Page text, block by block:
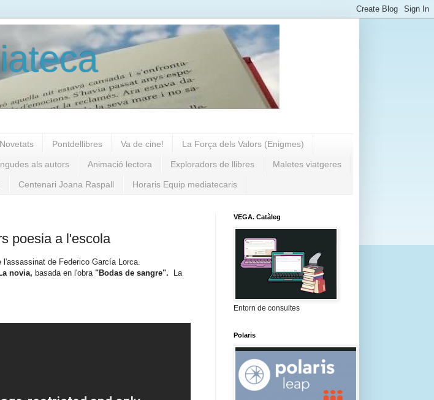
Novetats Pontdellibres Va de cine! La Força dels Valors (Enigmes)
als autors Animació lectora Exploradors de llibres Maletes viatgeres
Centenari Joana Raspall Horaris Equip mediatecaris
poesia a l'escola
de Federico García Lorca.
novia, basada en l'obra"Bodas de sangre". La
VEGA. Catàleg
Entorn de consultes
Polaris